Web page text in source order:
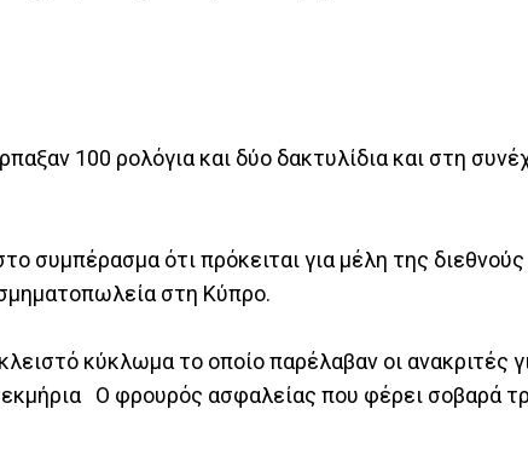
100 ρολόγια και δύο δακτυλίδια και στη
συμπέρασμα ότι πρόκειται για μέλη της
στη Κύπρο.
κύκλωμα το οποίο παρέλαβαν οι ανακριτές
Ο φρουρός ασφαλείας που φέρει σοβαρά